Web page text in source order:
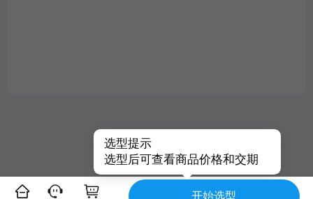
选型提示
选型后可查看商品价格和交期
开始选型